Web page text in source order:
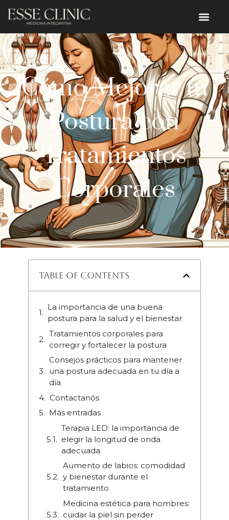
Cómo Mejorar tu
Postura con
Tratamientos
Corporales
Table of Contents
La importancia de una buena
postura para la salud y el bienestar
Tratamientos corporales para
corregir y fortalecer la postura
Consejos prácticos para mantener
una postura adecuada en tu día a
día
Contactanós
Más entradas
Terapia LED: la importancia de
elegir la longitud de onda
adecuada
Aumento de labios: comodidad
y bienestar durante el
tratamiento
Medicina estética para hombres:
cuidar la piel sin perder